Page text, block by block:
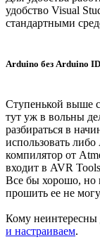
удобство Visual
стандартными
Arduino без Arduino
Ступенькой выше
тут уж в вольны
разбираться в
использовать
компилятор от
входит в AVR
Все бы хорошо, но
прошить ее не
Кому неинтересны
и настраиваем.